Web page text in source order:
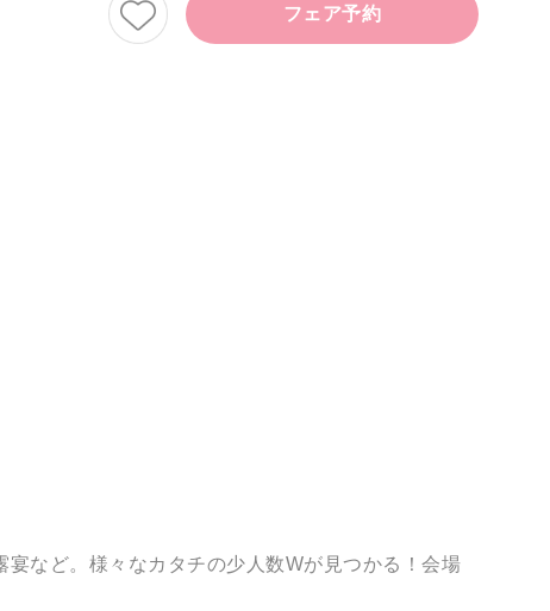
フェア予約
など。様々なカタチの少人数Wが見つかる！会場